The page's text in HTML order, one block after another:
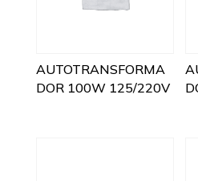
AUTOTRANSFORMA
DOR 100W 125/220V